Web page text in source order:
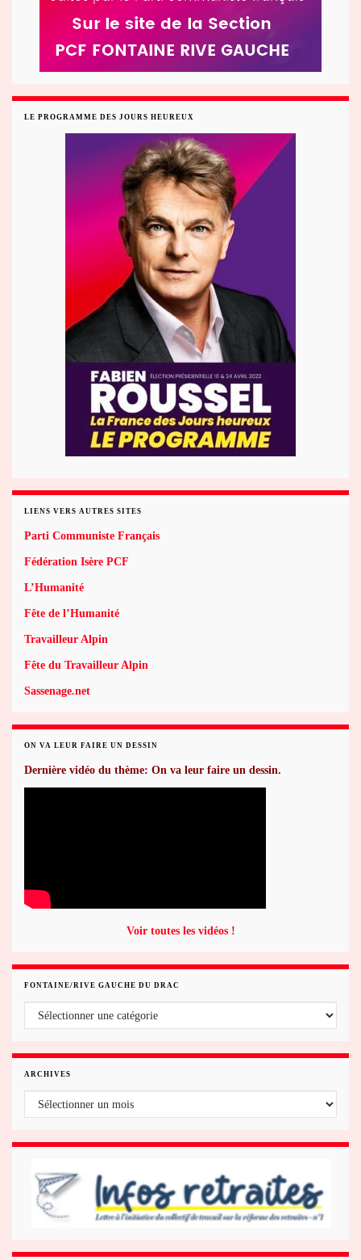
LE PROGRAMME DES JOURS HEUREUX
LIENS VERS AUTRES SITES
Parti Communiste Français
Fédération Isère PCF
L’Humanité
Fête de l’Humanité
Travailleur Alpin
Fête du Travailleur Alpin
Sassenage.net
ON VA LEUR FAIRE UN DESSIN
Dernière vidéo du thème: On va leur faire un dessin.
Voir toutes les vidéos !
FONTAINE/RIVE GAUCHE DU DRAC
ARCHIVES